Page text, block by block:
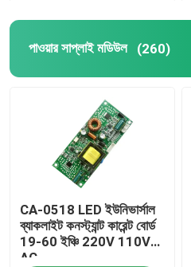
পাওয়ার সাপ্লাই মডিউল (260)
CA-0518 LED ইউনিভার্সাল
ব্যাকলাইট কনস্ট্যান্ট কারেন্ট বোর্ড
19-60 ইঞ্চি 220V 110V
AC